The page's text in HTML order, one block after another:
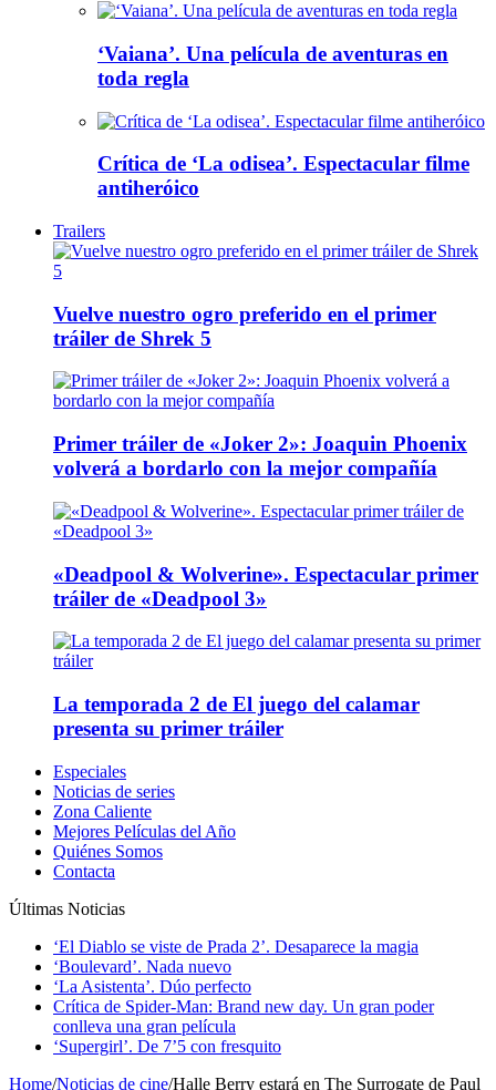
‘Vaiana’. Una película de aventuras en
toda regla
Crítica de ‘La odisea’. Espectacular filme
antiheróico
Trailers
Vuelve nuestro ogro preferido en el primer
tráiler de Shrek 5
Primer tráiler de «Joker 2»: Joaquin Phoenix
volverá a bordarlo con la mejor compañía
«Deadpool & Wolverine». Espectacular primer
tráiler de «Deadpool 3»
La temporada 2 de El juego del calamar
presenta su primer tráiler
Especiales
Noticias de series
Zona Caliente
Mejores Películas del Año
Quiénes Somos
Contacta
Últimas Noticias
‘El Diablo se viste de Prada 2’. Desaparece la magia
‘Boulevard’. Nada nuevo
‘La Asistenta’. Dúo perfecto
Crítica de Spider-Man: Brand new day. Un gran poder
conlleva una gran película
‘Supergirl’. De 7’5 con fresquito
Home/Noticias de cine/Halle Berry estará en The Surrogate de Paul